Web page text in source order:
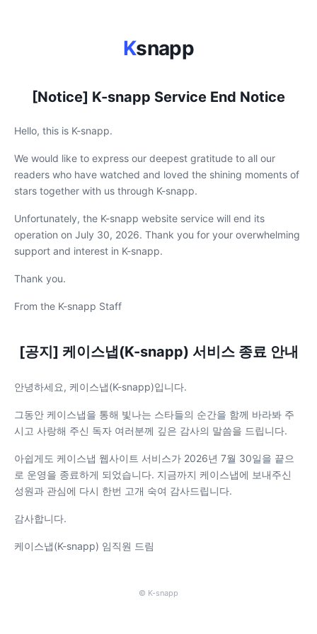
Ksnapp
[Notice] K-snapp Service End Notice
Hello, this is K-snapp.
We would like to express our deepest gratitude to all our
readers who have watched and loved the shining moments of
stars together with us through K-snapp.
Unfortunately, the K-snapp website service will end its
operation on July 30, 2026. Thank you for your overwhelming
support and interest in K-snapp.
Thank you.
From the K-snapp Staff
[공지] 케이스냅(K-snapp) 서비스 종료 안내
안녕하세요, 케이스냅(K-snapp)입니다.
그동안 케이스냅을 통해 빛나는 스타들의 순간을 함께 바라봐 주
시고 사랑해 주신 독자 여러분께 깊은 감사의 말씀을 드립니다.
아쉽게도 케이스냅 웹사이트 서비스가 2026년 7월 30일을 끝으
로 운영을 종료하게 되었습니다. 지금까지 케이스냅에 보내주신
성원과 관심에 다시 한번 고개 숙여 감사드립니다.
감사합니다.
케이스냅(K-snapp) 임직원 드림
© K-snapp